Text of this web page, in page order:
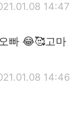
14:47
빠 😂🥰고마
14:46